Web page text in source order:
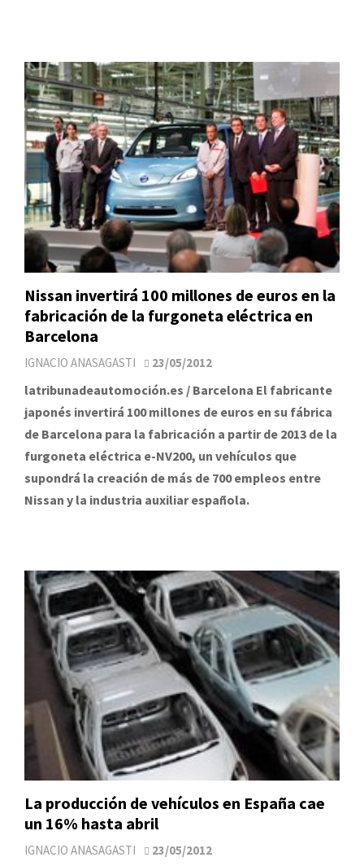
Nissan invertirá 100 millones de euros en la
fabricación de la furgoneta eléctrica en
Barcelona
IGNACIO ANASAGASTI 23/05/2012
latribunadeautomoción.es / Barcelona El fabricante
japonés invertirá 100 millones de euros en su fábrica
de Barcelona para la fabricación a partir de 2013 de la
furgoneta eléctrica e-NV200, un vehículos que
supondrá la creación de más de 700 empleos entre
Nissan y la industria auxiliar española.
La producción de vehículos en España cae
un 16% hasta abril
IGNACIO ANASAGASTI 23/05/2012